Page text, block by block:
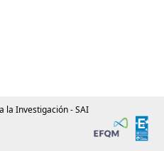
la Investigación - SAI